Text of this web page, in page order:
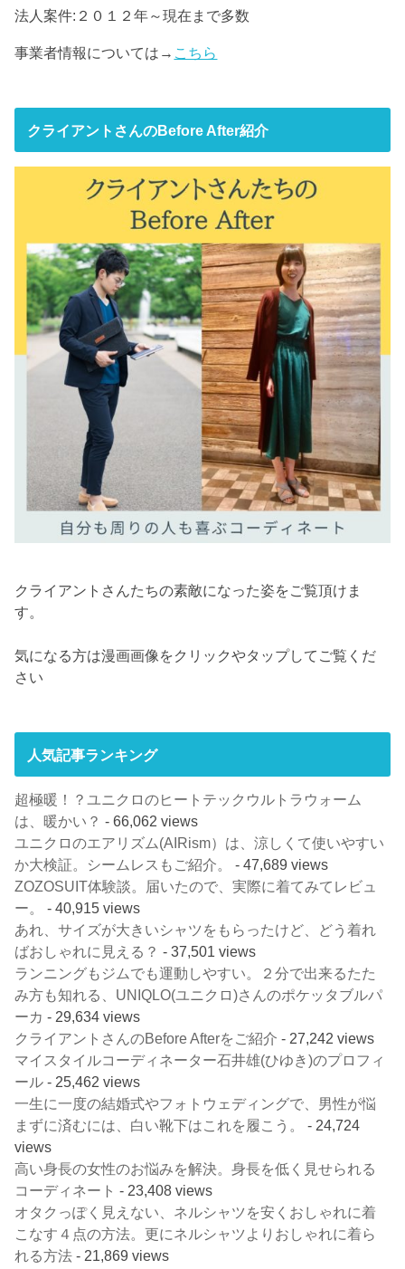
法人案件:２０１２年～現在まで多数
事業者情報については→ こちら
クライアントさんのBefore After紹介
クライアントさんたちの素敵になった姿をご覧頂けま
す。
気になる方は漫画画像をクリックやタップしてご覧くだ
さい
人気記事ランキング
超極暖！？ユニクロのヒートテックウルトラウォーム
は、暖かい？ - 66,062 views
ユニクロのエアリズム(AIRism）は、涼しくて使いやすい
か大検証。シームレスもご紹介。
- 47,689 views
ZOZOSUIT体験談。届いたので、実際に着てみてレビュ
ー。
- 40,915 views
あれ、サイズが大きいシャツをもらったけど、どう着れ
ばおしゃれに見える？ - 37,501 views
ランニングもジムでも運動しやすい。２分で出来るたた
み方も知れる、UNIQLO(ユニクロ)さんのポケッタブルパ
ーカ - 29,634 views
クライアントさんのBefore Afterをご紹介 - 27,242 views
マイスタイルコーディネーター石井雄(ひゆき)のプロフィ
ール - 25,462 views
一生に一度の結婚式やフォトウェディングで、男性が悩
まずに済むには、白い靴下はこれを履こう。
- 24,724
views
高い身長の女性のお悩みを解決。身長を低く見せられる
コーディネート - 23,408 views
オタクっぽく見えない、ネルシャツを安くおしゃれに着
こなす４点の方法。更にネルシャツよりおしゃれに着ら
れる方法 - 21,869 views